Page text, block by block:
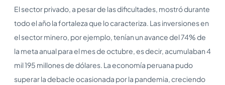
El sector privado, a pesar de las dificultades, mostró durante
todo el año la fortaleza que lo caracteriza. Las inversiones en
el sector minero, por ejemplo, tenían un avance del 74% de
la meta anual para el mes de octubre, es decir, acumulaban 4
mil 195 millones de dólares. La economía peruana pudo
superar la debacle ocasionada por la pandemia, creciendo